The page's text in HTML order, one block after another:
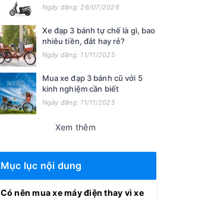
Ngày đăng: 26/07/2026
Xe đạp 3 bánh tự chế là gì, bao
nhiêu tiền, đắt hay rẻ?
Ngày đăng: 11/11/2025
Mua xe đạp 3 bánh cũ với 5
kinh nghiệm cần biết
Ngày đăng: 11/11/2025
Xem thêm
Mục lục nội dung
Có nên mua xe máy điện thay vì xe